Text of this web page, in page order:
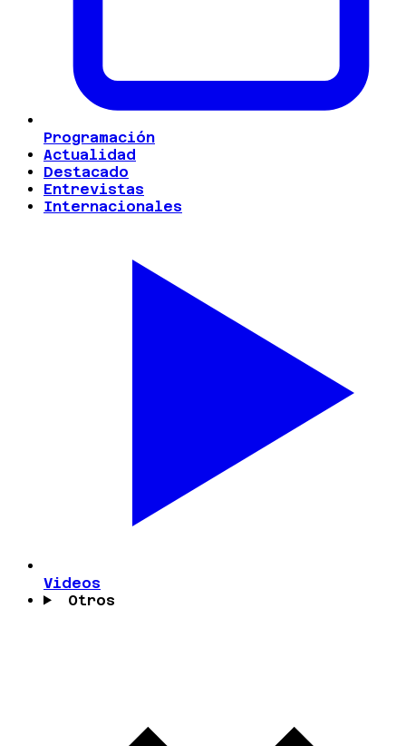
Programación
Actualidad
Destacado
Entrevistas
Internacionales
Videos
Otros